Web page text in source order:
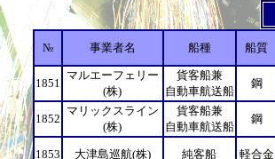
№ 事業者名 船種 船質
1851
マルエーフェリー
(株)
貨客船兼
自動車航送船
鋼
1852
マリックスライン
(株)
貨客船兼
自動車航送船
鋼
1853 大津島巡航(株) 純客船 軽合金